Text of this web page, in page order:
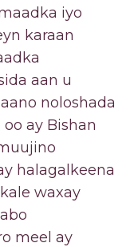
iyo
karaan
aan u
noloshada
ay Bishan
halagalkeena
waxay
meel ay